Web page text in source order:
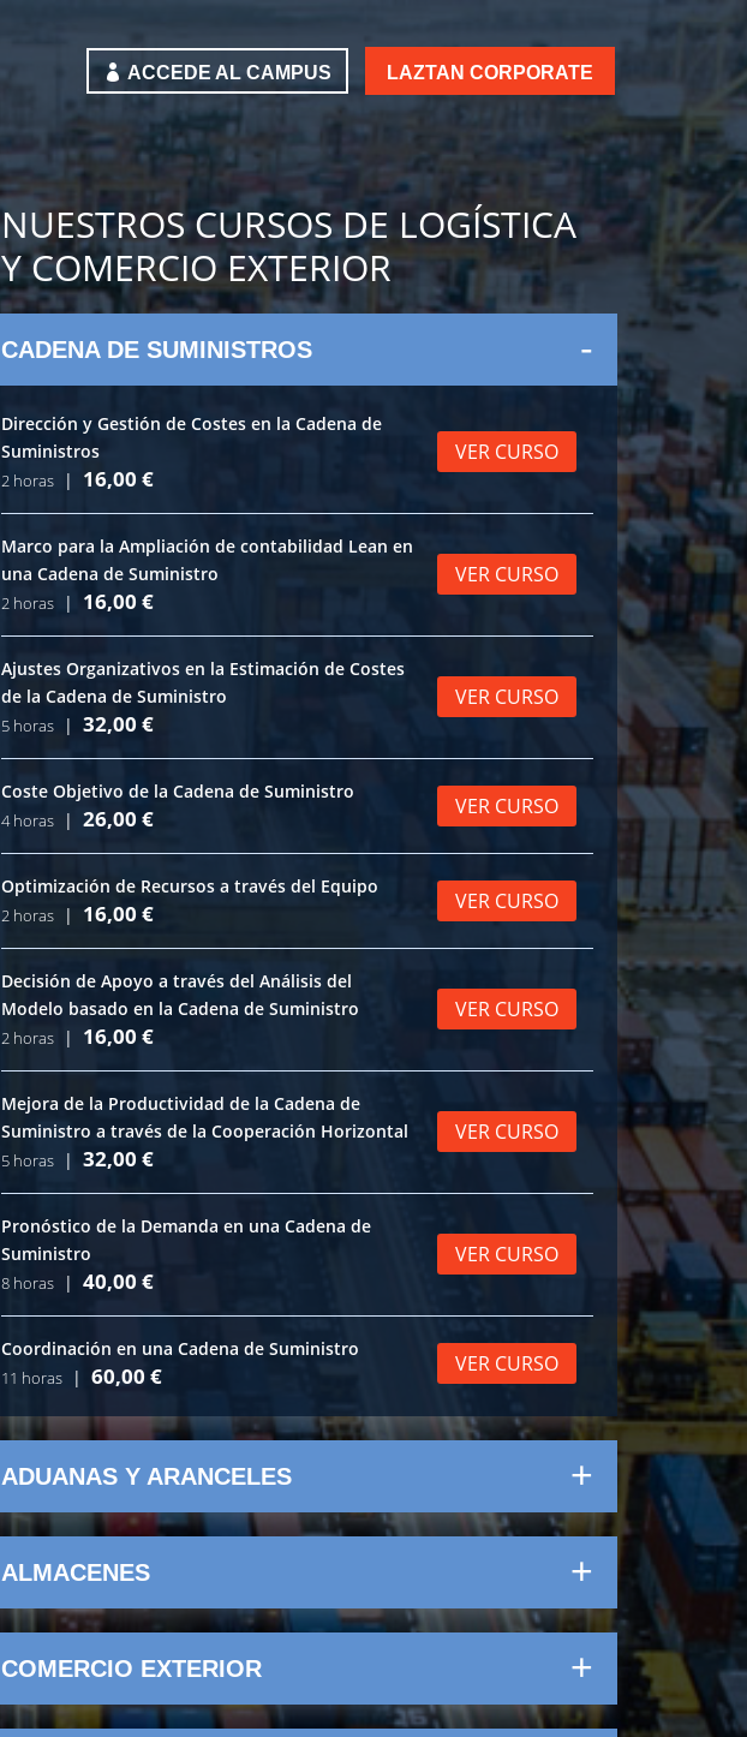
ACCEDE AL CAMPUS LAZTAN CORPORATE
NUESTROS CURSOS DE LOGÍSTICA
Y COMERCIO EXTERIOR
CADENA DE SUMINISTROS
Dirección y Gestión de Costes en la Cadena de
Suministros
2 horas | 16,00€
VER CURSO
Marco para la Ampliación de contabilidad Lean en
una Cadena de Suministro
2 horas | 16,00€
VER CURSO
Ajustes Organizativos en la Estimación de Costes
de la Cadena de Suministro
5 horas | 32,00€
VER CURSO
Coste Objetivo de la Cadena de Suministro
4 horas | 26,00€ VER CURSO
Optimización de Recursos a través del Equipo
2 horas | 16,00€ VER CURSO
Decisión de Apoyo a través del Análisis del
Modelo basado en la Cadena de Suministro
2 horas | 16,00€
VER CURSO
Mejora de la Productividad de la Cadena de
Suministro a través de la Cooperación Horizontal
5 horas | 32,00€
VER CURSO
Pronóstico de la Demanda en una Cadena de
Suministro
8 horas | 40,00€
VER CURSO
Coordinación en una Cadena de Suministro
11 horas | 60,00€ VER CURSO
ADUANAS Y ARANCELES
ALMACENES
COMERCIO EXTERIOR